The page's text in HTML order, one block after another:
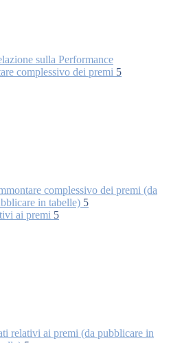
sulla Performance
complessivo dei premi 5
complessivo dei premi (da
in tabelle) 5
ai premi 5
relativi ai premi (da pubblicare in